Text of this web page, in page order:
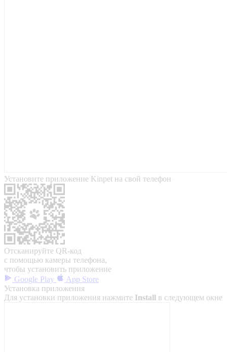
Установите приложение Kinpet на свой телефон
Отсканируйте QR-код
с помощью камеры телефона,
чтобы установить приложение
Google Play
App Store
Установка приложения
Для установки приложения нажмите Install в следующем окне